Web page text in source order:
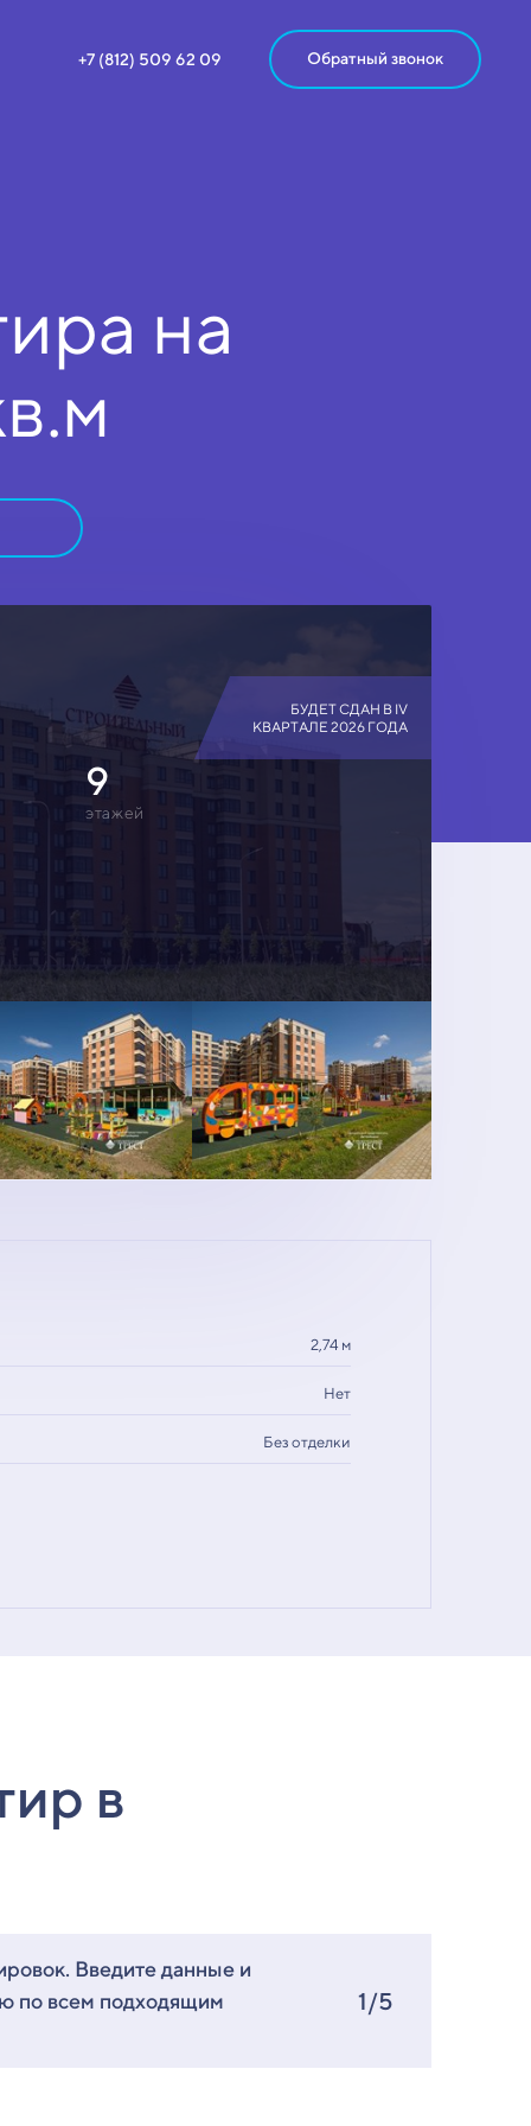
+7 (812) 509 62 09 Обратный звонок
на
БУДЕТ СДАН В IV
КВАРТАЛЕ 2026 ГОДА
9
этажей
2,74 м
Нет
Без отделки
в
Введите данные и
по всем подходящим
1/5